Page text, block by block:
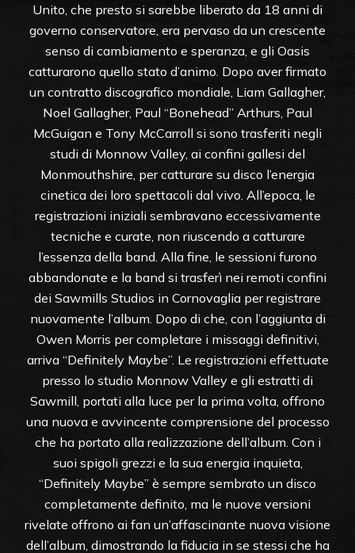
Unito, che presto si sarebbe liberato da 18 anni di
governo conservatore, era pervaso da un crescente
senso di cambiamento e speranza, e gli Oasis
catturarono quello stato d’animo. Dopo aver firmato
un contratto discografico mondiale, Liam Gallagher,
Noel Gallagher, Paul “Bonehead” Arthurs, Paul
McGuigan e Tony McCarroll si sono trasferiti negli
studi di Monnow Valley, ai confini gallesi del
Monmouthshire, per catturare su disco l’energia
cinetica dei loro spettacoli dal vivo. All’epoca, le
registrazioni iniziali sembravano eccessivamente
tecniche e curate, non riuscendo a catturare
l’essenza della band. Alla fine, le sessioni furono
abbandonate e la band si trasferì nei remoti confini
dei Sawmills Studios in Cornovaglia per registrare
nuovamente l’album. Dopo di che, con l’aggiunta di
Owen Morris per completare i missaggi definitivi,
arriva “Definitely Maybe”. Le registrazioni effettuate
presso lo studio Monnow Valley e gli estratti di
Sawmill, portati alla luce per la prima volta, offrono
una nuova e avvincente comprensione del processo
che ha portato alla realizzazione dell’album. Con i
suoi spigoli grezzi e la sua energia inquieta,
“Definitely Maybe” è sempre sembrato un disco
completamente definito, ma le nuove versioni
rivelate offrono ai fan un’affascinante nuova visione
dell’album, dimostrando la fiducia in se stessi che ha